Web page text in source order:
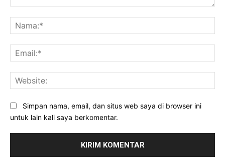
Simpan nama, email, dan situs web saya di browser ini
untuk lain kali saya berkomentar.